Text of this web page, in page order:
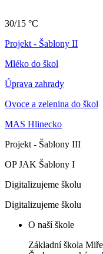
30/15 °C
Projekt - Šablony II
Mléko do škol
Úprava zahrady
Ovoce a zelenina do škol
MAS Hlinecko
Projekt - Šablony III
OP JAK Šablony I
Digitalizujeme školu
Digitalizujeme školu
O naší škole
Základní škola